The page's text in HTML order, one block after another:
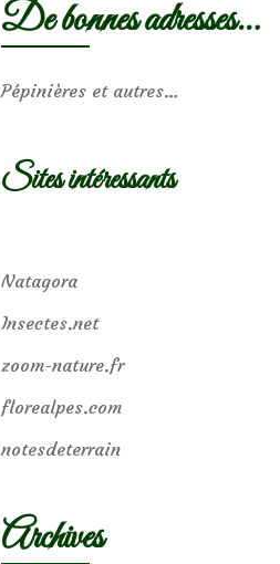
De bonnes adresses…
Pépinières et autres…
Sites intéressants
Natagora
Insectes.net
zoom-nature.fr
florealpes.com
notesdeterrain
Archives